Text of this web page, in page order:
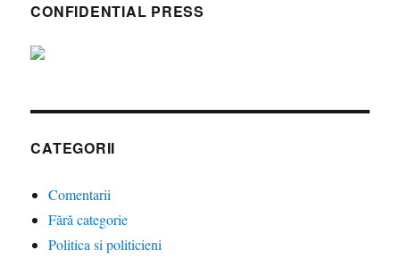
CONFIDENTIAL PRESS
CATEGORII
Comentarii
Fără categorie
Politica si politicieni